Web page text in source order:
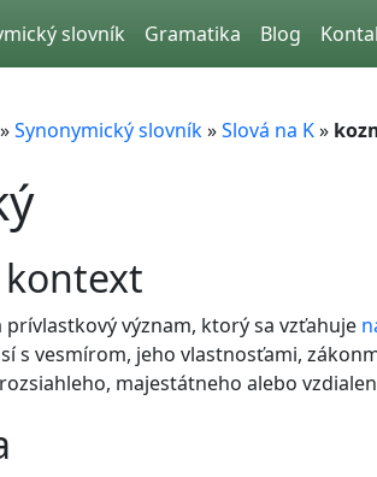
slovník Gramatika Blog
»Synonymický slovník»Slová na K»
kontext
prívlastkový význam, ktorý sa vzťahuje
s vesmírom, jeho vlastnosťami,
majestátneho alebo